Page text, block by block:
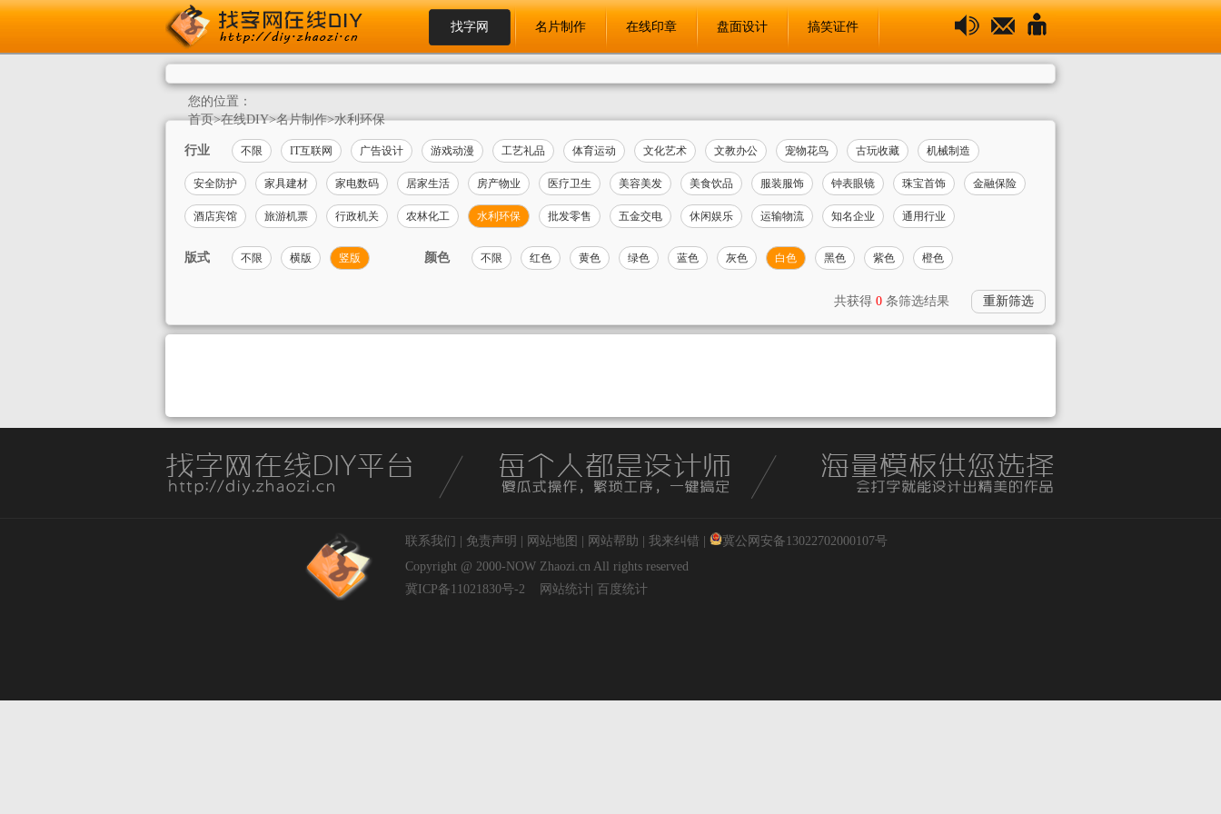
找字网 名片制作 在线印章 盘面设计 搞笑证件
您的位置：
首页>在线DIY>名片制作>水利环保
行业 不限 IT互联网 广告设计 游戏动漫 工艺礼品 体育运动 文化艺术 文教办公 宠物花鸟 古玩收藏 机械制造
安全防护 家具建材 家电数码 居家生活 房产物业 医疗卫生 美容美发 美食饮品 服装服饰 钟表眼镜 珠宝首饰 金融保险
酒店宾馆 旅游机票 行政机关 农林化工 水利环保 批发零售 五金交电 休闲娱乐 运输物流 知名企业 通用行业
版式 不限 横版 竖版 颜色 不限 红色 黄色 绿色 蓝色 灰色 白色 黑色 紫色 橙色
共获得 0 条筛选结果 重新筛选
联系我们 免责声明 网站地图 网站帮助 我来纠错
冀公网安备13022702000107号
Copyright @ 2000-NOW Zhaozi.cn All rights reserved
冀ICP备11021830号-2
网站统计 百度统计